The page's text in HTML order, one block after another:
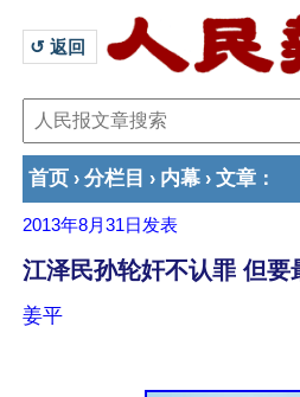
↺ 返回
首页 › 分栏目 › 内幕 › 文章 ：
2013年8月31日 发表
江泽民孙轮奸不认罪 但要
姜平